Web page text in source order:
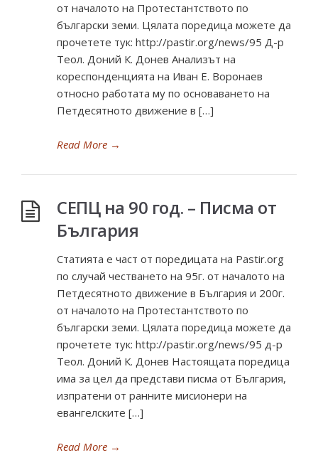
от началото на Протестантството по
български земи. Цялата поредица можете да
прочетете тук: http://pastir.org/news/95 Д-р
Теол. Доний К. Донев Анализът на
кореспонденцията на Иван Е. Воронаев
относно работата му по основаването на
Петдесятното движение в […]
Read More →
СЕПЦ на 90 год. – Писма от
България
Статията е част от поредицата на Pastir.org
по случай честването на 95г. от началото на
Петдесятното движение в България и 200г.
от началото на Протестантството по
български земи. Цялата поредица можете да
прочетете тук: http://pastir.org/news/95 д-р
Теол. Доний К. Донев Настоящата поредица
има за цел да представи писма от България,
изпратени от ранните мисионери на
евангелските […]
Read More →